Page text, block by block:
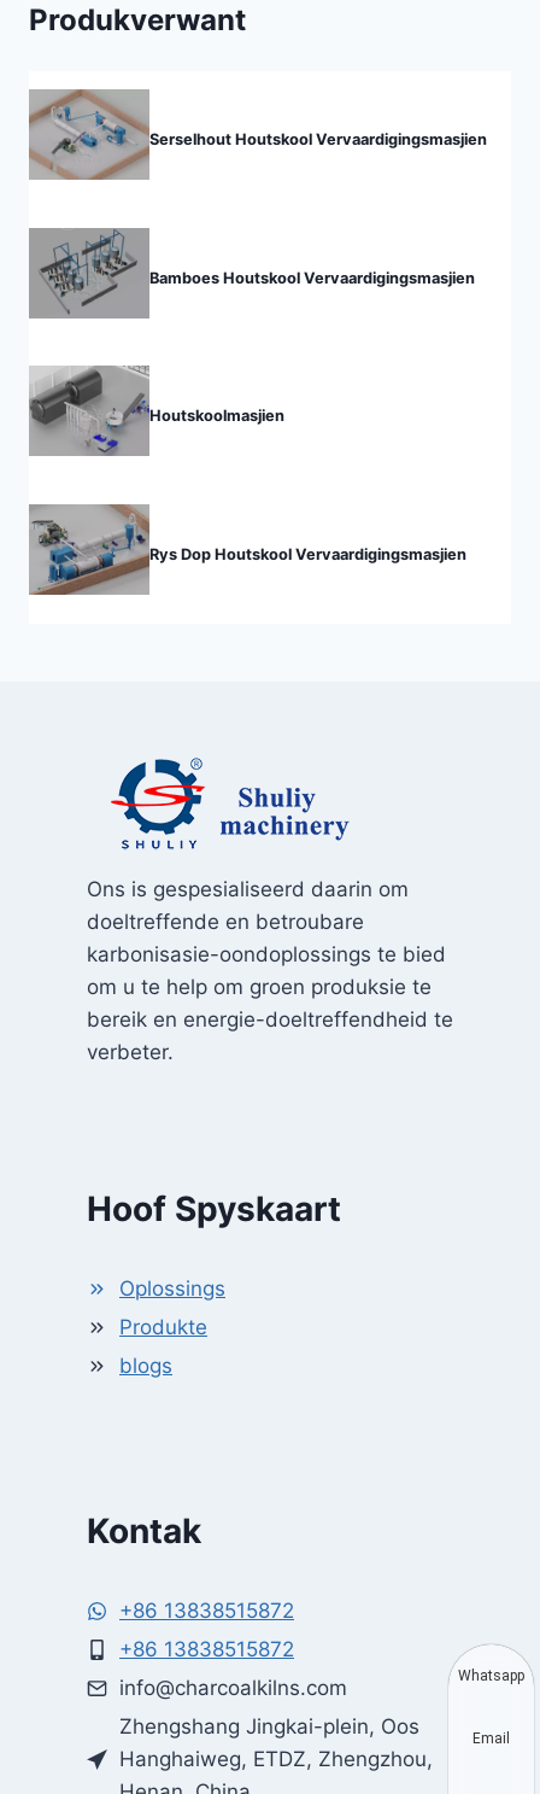
Produkverwant
Serselhout Houtskool Vervaardigingsmasjien
Bamboes Houtskool Vervaardigingsmasjien
Houtskoolmasjien
Rys Dop Houtskool Vervaardigingsmasjien
Ons is gespesialiseerd daarin om
doeltreffende en betroubare
karbonisasie-oondoplossings te bied
om u te help om groen produksie te
bereik en energie-doeltreffendheid te
verbeter.
Hoof Spyskaart
Oplossings
Produkte
blogs
Kontak
+86 13838515872
+86 13838515872
info@charcoalkilns.com
Zhengshang Jingkai-plein, Oos
Hanghaiweg, ETDZ, Zhengzhou,
Whatsapp
Email